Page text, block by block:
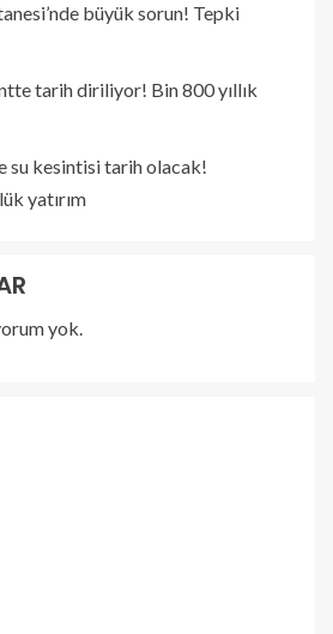
büyük sorun! Tepki
tarih diriliyor! Bin 800 yıllık
su kesintisi tarih olacak!
yatırım
yok.